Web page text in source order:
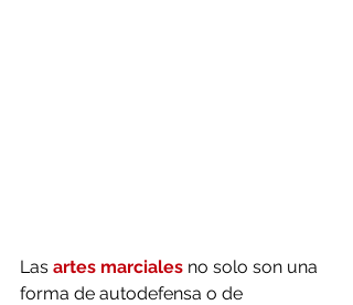
Las artes marciales no solo son una
forma de autodefensa o de